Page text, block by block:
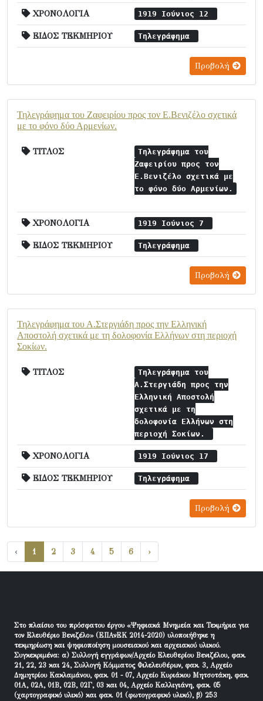
ΧΡΟΝΟΛΟΓΙΑ 1919 Ιούνιος 12
ΕΙΔΟΣ ΤΕΚΜΗΡΙΟΥ Τηλεγράφημα
Προβολή
Τηλεγράφημα του Ζαφειρίου προς τον Ε.Βενιζέλο σχετικά
με το φόνο δύο Αρμενίων.
ΤΙΤΛΟΣ
Τηλεγράφημα του
Ζαφειρίου προς τον
Ε.Βενιζέλο σχετικά με
το φόνο δύο Αρμενίων.
ΧΡΟΝΟΛΟΓΙΑ 1919 Ιούνιος 7
ΕΙΔΟΣ ΤΕΚΜΗΡΙΟΥ Τηλεγράφημα
Προβολή
Τηλεγράφημα του Α.Στεργιάδη προς την Ελληνική
Αποστολή σχετικά με τη δολοφονία Ελλήνων στη περιοχή
Σοκίων.
ΤΙΤΛΟΣ
Τηλεγράφημα του
Α.Στεργιάδη προς την
Ελληνική Αποστολή
σχετικά με τη
δολοφονία Ελλήνων στη
περιοχή Σοκίων.
ΧΡΟΝΟΛΟΓΙΑ 1919 Ιούνιος 17
ΕΙΔΟΣ ΤΕΚΜΗΡΙΟΥ Τηλεγράφημα
Προβολή
‹ 1 2 3 4 5 6 ›
Στο πλαίσιο του πρόσφατου έργου «Ψηφιακά Μνημεία και Τεκμήρια για
τον Ελευθέριο Βενιζέλο» (ΕΠΑνΕΚ 2014-2020) υλοποιήθηκε η
τεκμηρίωση και ψηφιοποίηση μουσειακού και αρχειακού υλικού.
Συγκεκριμένα: α) Συλλογή εγγράφων/Αρχείο Ελευθερίου Βενιζέλου, φακ.
21, 22, 23 και 24, Συλλογή Κόμματος Φιλελευθέρων, φακ. 3, Αρχείο
Δημητρίου Κακλαμάνου, φακ. 01 - 07, Αρχείο Κυριάκου Μητσοτάκη, φακ.
01Α, 02Α, 01Β, 02Β, 02Γ, 03 και 04, Αρχείο Καλλιγιάνη, φακ. 05
(χαρτογραφικό υλικό) και φακ. 01 (φωτογραφικό υλικό), β) 253